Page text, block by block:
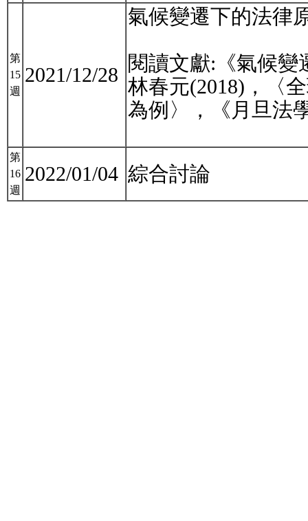
第
15
週
2021/12/28
氣候變遷下的法律
閱讀文獻:《氣候變
林春元(2018)，〈
為例〉，《月旦法
第
16
週
2022/01/04 綜合討論